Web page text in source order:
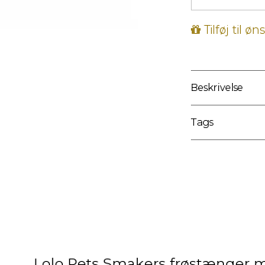
Tilføj til
Beskrivelse
Tags